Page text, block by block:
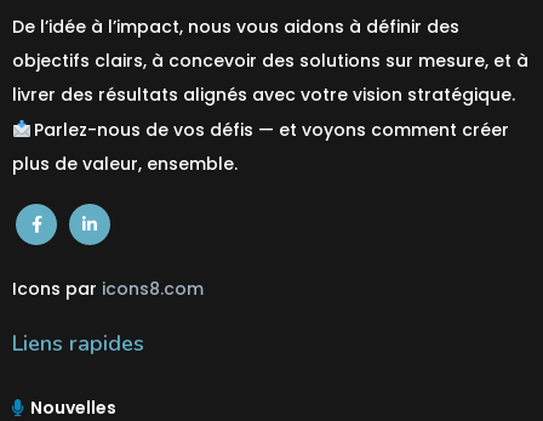
De l’idée à l’impact, nous vous aidons à définir des
objectifs clairs, à concevoir des solutions sur mesure, et à
livrer des résultats alignés avec votre vision stratégique.
Parlez-nous de vos défis — et voyons comment créer
plus de valeur, ensemble.
Icons par icons8.com
Liens rapides
Nouvelles